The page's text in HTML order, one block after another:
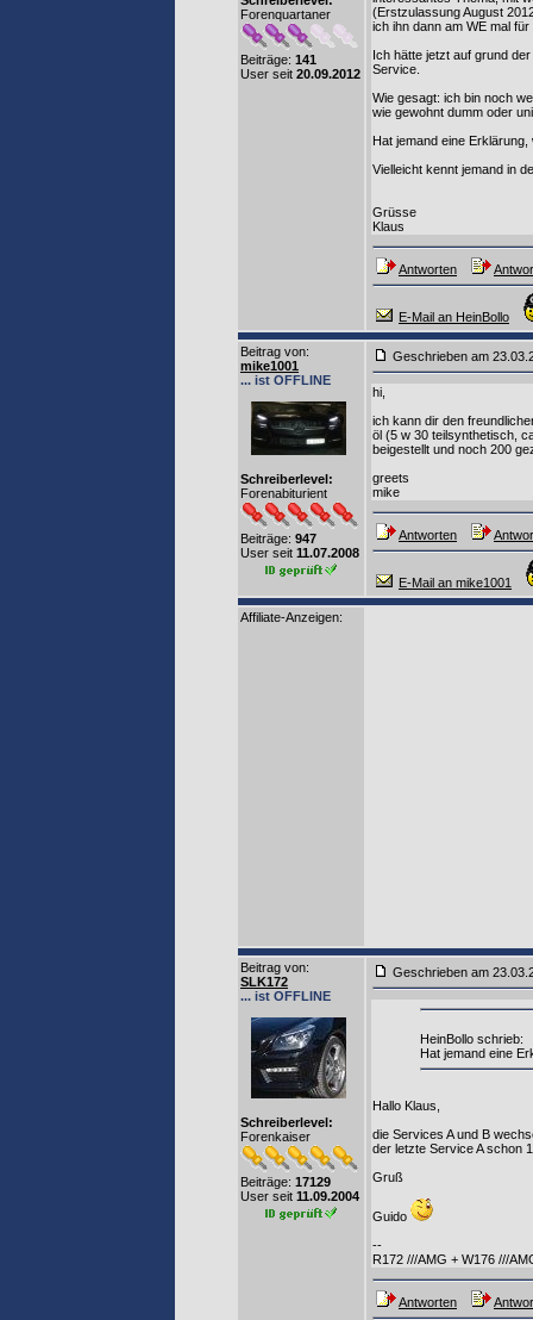
Forenquartaner
Beiträge: 141
User seit 20.09.2012
(Erstzulassung August
ich ihn dann am WE mal
Ich hätte jetzt auf grund
Service.
Wie gesagt: ich bin noch
wie gewohnt dumm oder
Hat jemand eine
Vielleicht kennt jemand in
Grüsse
Klaus
Antworten
E-Mail an HeinBollo
Beitrag von:
mike1001
... ist OFFLINE
Schreiberlevel:
Forenabiturient
Beiträge: 947
User seit 11.07.2008
Geschrieben am
hi,
ich kann dir den
öl (5 w 30 teilsynthetisch,
beigestellt und noch 200
greets
mike
Antworten
E-Mail an mike1001
Affiliate-Anzeigen:
Beitrag von:
SLK172
... ist OFFLINE
Schreiberlevel:
Forenkaiser
Beiträge: 17129
User seit 11.09.2004
Geschrieben am
HeinBollo schrieb:
Hat jemand eine
Hallo Klaus,
die Services A und B
der letzte Service A schon
Gruß
Guido
--
R172 ///AMG + W176 ///
Antworten